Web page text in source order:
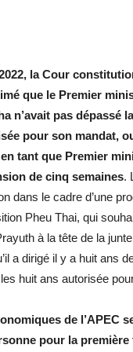
la Cour
que le Premier
n’avait pas dépassé
pour son mandat,
tant que Premier
de cinq semaines.
dans le cadre d’une
Pheu Thai, qui
à la tête de la
a dirigé il y a huit ans
huit ans autorisée
de l’APEC
pour la